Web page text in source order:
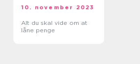
10. november 2023
Alt du skal vide om at
låne penge